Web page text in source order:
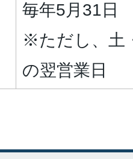
毎年5月31日
※ただし、土
の翌営業日